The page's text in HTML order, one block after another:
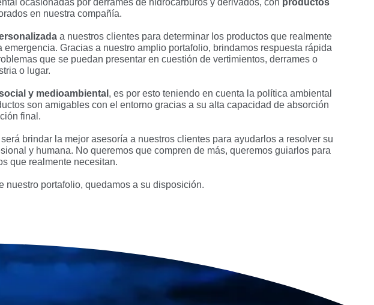
ocasionadas por derrames de hidrocarburos y derivados, con productos
en nuestra compañía.
a nuestros clientes para determinar los productos que realmente
emergencia. Gracias a nuestro amplio portafolio, brindamos respuesta rápida
que se puedan presentar en cuestión de vertimientos, derrames o
o lugar.
y medioambiental , es por esto teniendo en cuenta la política ambiental
son amigables con el entorno gracias a su alta capacidad de absorción
final.
brindar la mejor asesoría a nuestros clientes para ayudarlos a resolver su
y humana. No queremos que compren de más, queremos guiarlos para
que realmente necesitan.
nuestro portafolio, quedamos a su disposición.